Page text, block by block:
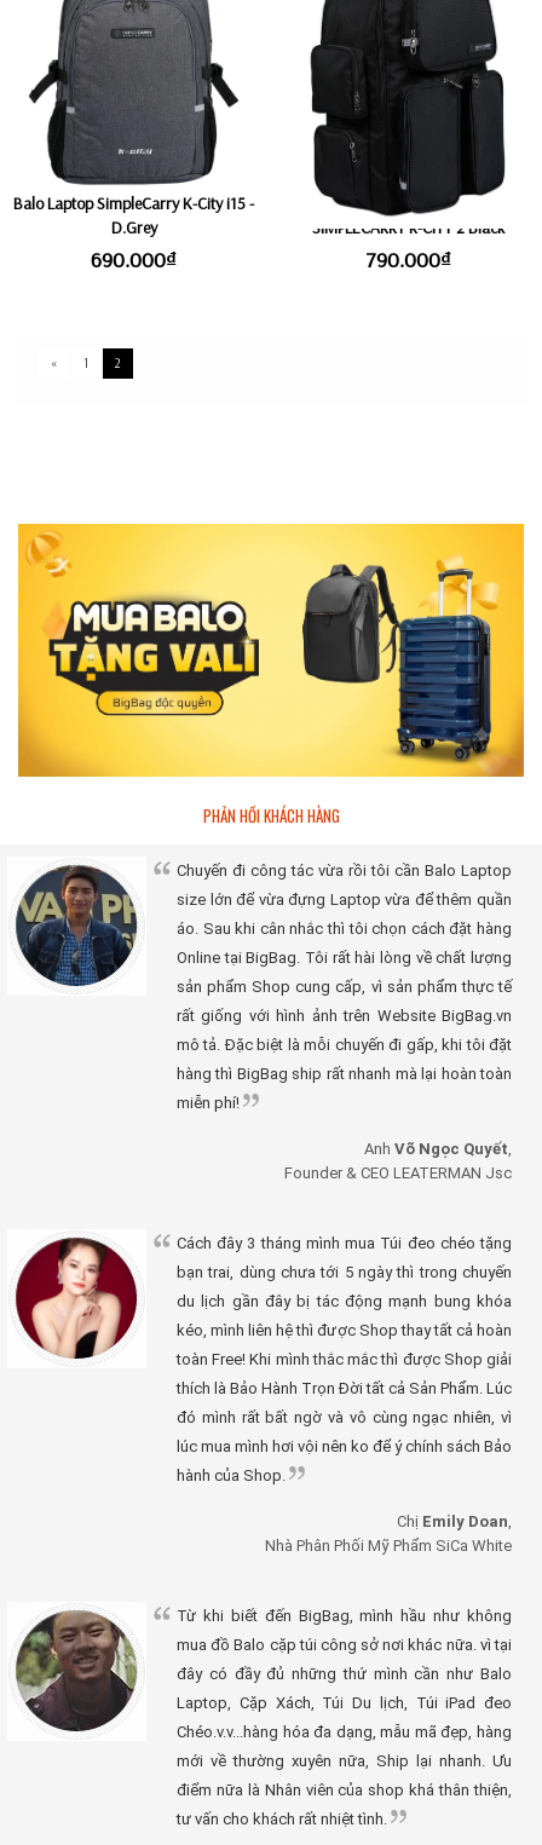
Balo Laptop SimpleCarry K-City i15 -
D.Grey
690.000₫
Balo Laptop Đa Năng Cao Cấp
SIMPLECARRY R-CITY 2 Black
790.000₫
« 1 2
PHẢN HỒI KHÁCH HÀNG
Chuyến đi công tác vừa rồi tôi cần Balo Laptop
size lớn để vừa đựng Laptop vừa để thêm quần
áo. Sau khi cân nhắc thì tôi chọn cách đặt hàng
Online tại BigBag. Tôi rất hài lòng về chất lượng
sản phẩm Shop cung cấp, vì sản phẩm thực tế
rất giống với hình ảnh trên Website BigBag.vn
mô tả. Đặc biệt là mỗi chuyến đi gấp, khi tôi đặt
hàng thì BigBag ship rất nhanh mà lại hoàn toàn
miễn phí!
Anh Võ Ngọc Quyết
Founder & CEO LEATERMAN Jsc
Cách đây 3 tháng mình mua Túi đeo chéo tặng
bạn trai, dùng chưa tới 5 ngày thì trong chuyến
du lịch gần đây bị tác động mạnh bung khóa
kéo, mình liên hệ thì được Shop thay tất cả hoàn
toàn Free! Khi mình thắc mắc thì được Shop giải
thích là Bảo Hành Trọn Đời tất cả Sản Phẩm. Lúc
đó mình rất bất ngờ và vô cùng ngạc nhiên, vì
lúc mua mình hơi vội nên ko để ý chính sách Bảo
hành của Shop.
Chị Emily Doan
Nhà Phân Phối Mỹ Phẩm SiCa White
Từ khi biết đến BigBag, mình hầu như không
mua đồ Balo cặp túi công sở nơi khác nữa. vì tại
đây có đầy đủ những thứ mình cần như Balo
Laptop, Cặp Xách, Túi Du lịch, Túi iPad đeo
Chéo.v.v...hàng hóa đa dạng, mẫu mã đẹp, hàng
mới về thường xuyên nữa, Ship lại nhanh. Ưu
điểm nữa là Nhân viên của shop khá thân thiện,
tư vấn cho khách rất nhiệt tình.